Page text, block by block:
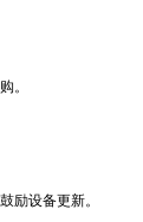
。
励设备更新。